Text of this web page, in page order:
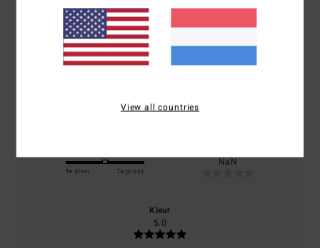
gebaseerd op3 geverifieerde beoordelingensinds oktober
100% van onze klanten bevelen dit product aan
Te klein Te groot
NaN
Kleur
5.0
View all countries